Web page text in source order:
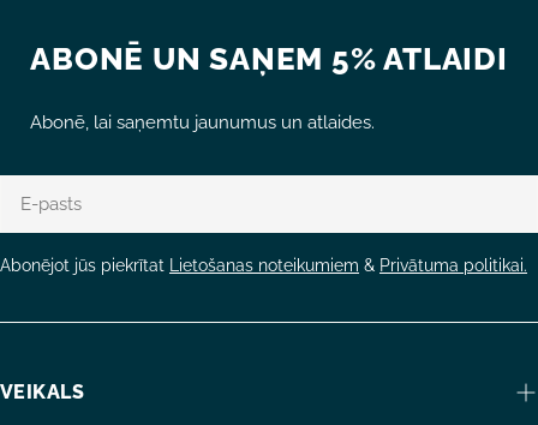
ABONĒ UN SAŅEM 5% ATLAIDI
Abonē, lai saņemtu jaunumus un atlaides.
pasts
Abonējot jūs piekrītat Lietošanas noteikumiem & Privātuma politikai.
VEIKALS